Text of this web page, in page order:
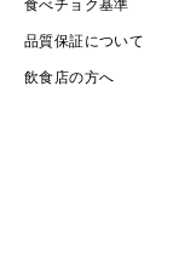
食べチョク基準
品質保証について
飲食店の方へ